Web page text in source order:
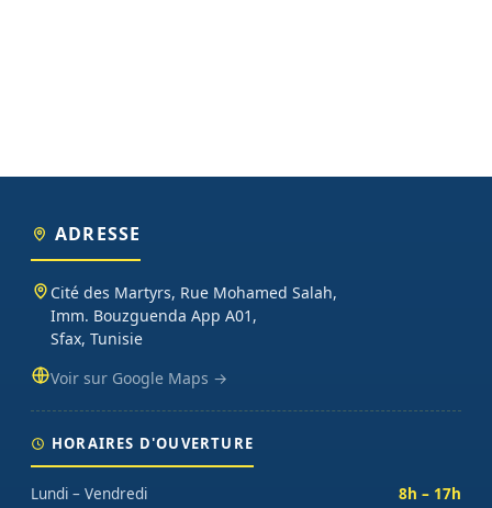
ADRESSE
Cité des Martyrs, Rue Mohamed Salah,
Imm. Bouzguenda App A01,
Sfax, Tunisie
Voir sur Google Maps →
HORAIRES D'OUVERTURE
Lundi – Vendredi
8h – 17h